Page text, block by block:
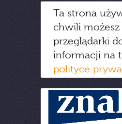
Ta strona
chwili
przeglądarki
informacji na
polityce